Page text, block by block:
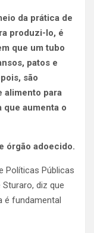
da prática de
produzi-lo, é
que um tubo
patos e
são
alimento para
que aumenta o
órgão adoecido.
Políticas Públicas
Sturaro, diz que
é fundamental